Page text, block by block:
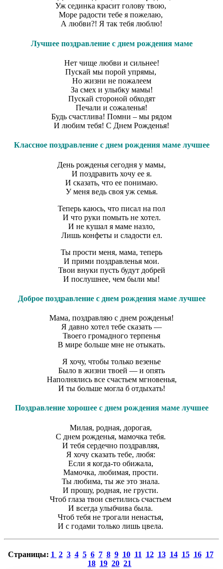
Уж сединка красит голову твою,
Море радости тебе я пожелаю,
А любви?! Я так тебя люблю!
Лучшее поздравление с днем рождения маме
Нет чище любви и сильнее!
Пускай мы порой упрямы,
Но жизни не пожалеем
За смех и улыбку мамы!
Пускай стороной обходят
Печали и сожаленья!
Будь счастлива! Помни – мы рядом
И любим тебя! С Днем Рожденья!
Классное поздравление с днем рождения маме лучшее
День рожденья сегодня у мамы,
И поздравить хочу ее я.
И сказать, что ее понимаю.
У меня ведь своя уж семья.
Теперь каюсь, что писал на пол
И что руки помыть не хотел.
И не кушал я маме назло,
Лишь конфеты и сладости ел.
Ты прости меня, мама, теперь
И прими поздравленья мои.
Твои внуки пусть будут добрей
И послушнее, чем были мы!
Доброе поздравление с днем рождения маме лучшее
Мама, поздравляю с днем рожденья!
Я давно хотел тебе сказать —
Твоего громадного терпенья
В мире больше мне не отыкать.
Я хочу, чтобы только везенье
Было в жизни твоей — и опять
Наполнялись все счастьем мгновенья,
И ты больше могла б отдыхать!
Поздравление хорошее с днем рождения маме лучшее
Милая, родная, дорогая,
С днем рожденья, мамочка тебя.
И тебя сердечно поздравляя,
Я хочу сказать тебе, любя:
Если я когда-то обижала,
Мамочка, любимая, прости.
Ты любима, ты же это знала.
И прошу, родная, не грусти.
Чтоб глаза твои светились счастьем
И всегда улыбчива была.
Чтоб тебя не трогали ненастья,
И с годами только лишь цвела.
Страницы: 1 2 3 4 5 6 7 8 9 10 11 12 13 14 15 16 17
18 19 20 21